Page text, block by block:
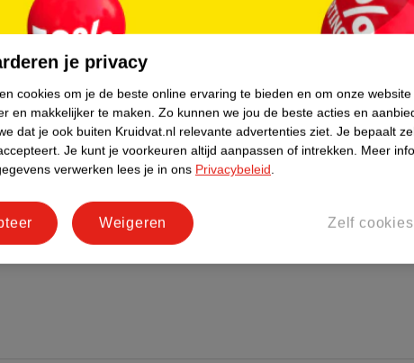
je privacy
cookies om je de beste online ervaring te bieden en om onze website
en makkelijker te maken. Zo kunnen we jou de beste acties en
dat je ook buiten Kruidvat.nl relevante advertenties ziet. Je bepaalt
Je kunt je voorkeuren altijd aanpassen of intrekken. Meer
verwerken lees je in ons Privacybeleid.
Zelf
Weigeren